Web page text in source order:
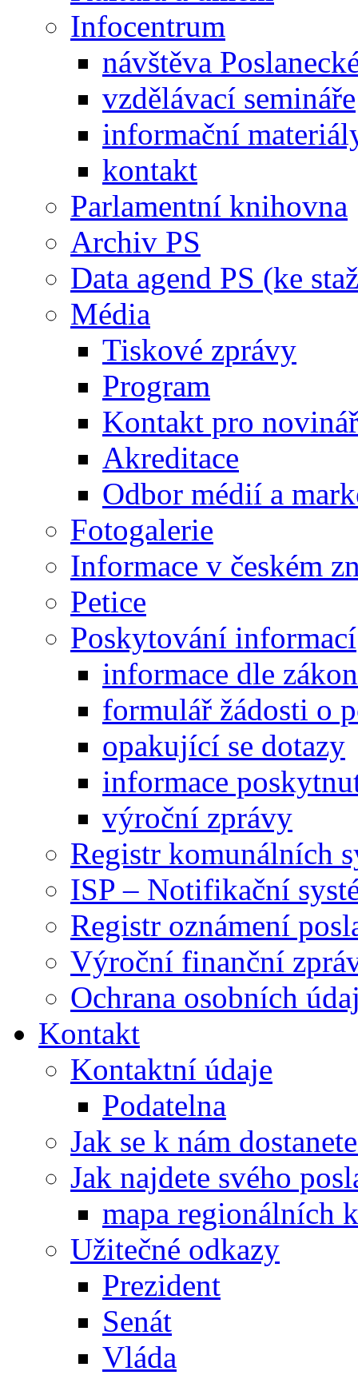
Infocentrum
návštěva
vzdělávací semináře
informační
kontakt
Parlamentní knihovna
Archiv PS
Data agend PS (ke
Média
Tiskové zprávy
Program
Kontakt pro
Akreditace
Odbor médií a
Fotogalerie
Informace v českém
Petice
Poskytování informací
informace dle
formulář žádosti o
opakující se dotazy
informace
výroční zprávy
Registr komunálních
ISP – Notifikační
Registr oznámení
Výroční finanční
Ochrana osobních
Kontakt
Kontaktní údaje
Podatelna
Jak se k nám
Jak najdete svého
mapa regionálních
Užitečné odkazy
Prezident
Senát
Vláda